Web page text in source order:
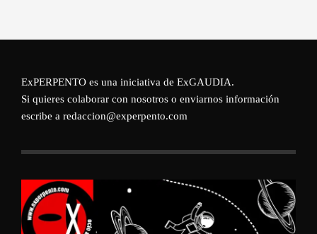
ExPERPENTO es una iniciativa de ExGAUDIA.
Si quieres colaborar con nosotros o enviarnos información
escribe a redaccion@experpento.com